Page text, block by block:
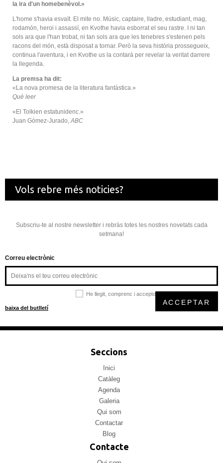
la ira d'un homebenèvol.»
L'home s'havia esvaït. El mite no. Músic, captaire, lladre, estudiant, mag,
rodamón, heroi i assassí, en Kvothe havia esborrat el seu rastre. I ni tan
sols ara que l'han trobat, ni tan sols ara que les tenebres s'estenen pels
racons del món, està disposat a tornar. Però la seva història prossegueix,
continua l'aventura, i en Kvothe us la contarà per revelar la veritat darrere
la llegenda.
La premsa ha dit:
«La nova promesa de la literatura fantàstica.»
Què leer
«El Tolkien estatunidenc.»
Juan Gómez-Jurado,ABC
Vols rebre més noticies?
Subscriu-te al nostre newsletter i rebràs totes les nostres novetats cada
setmana!
Correu electrònic
He llegit, comprenc i accepto la
baixa del butlletí
ACCEPTAR
Seccions
Inici
Catàleg
Agenda
Galeria
Qui som
Contactar
Blog
Contacte